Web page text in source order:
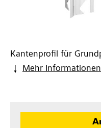
Kantenprofil für
Mehr Informationen